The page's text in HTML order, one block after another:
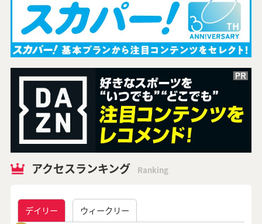
アクセスランキング Ranking
デイリー ウィークリー